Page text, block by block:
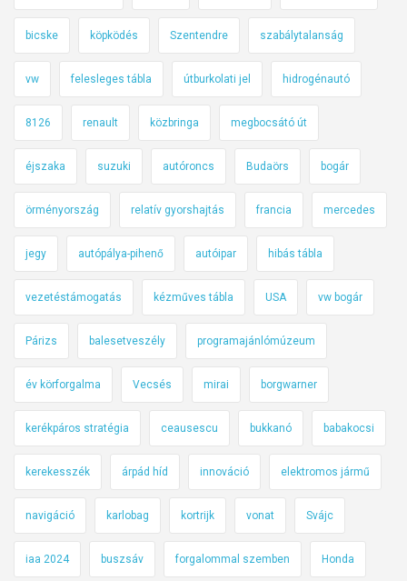
bicske köpködés Szentendre szabálytalanság
vw felesleges tábla útburkolati jel hidrogénautó
8126 renault közbringa megbocsátó út
éjszaka suzuki autóroncs Budaörs bogár
örményország relatív gyorshajtás francia mercedes
jegy autópálya-pihenő autóipar hibás tábla
vezetéstámogatás kézműves tábla USA vw bogár
Párizs balesetveszély programajánlómúzeum
év körforgalma Vecsés mirai borgwarner
kerékpáros stratégia ceausescu bukkanó babakocsi
kerekesszék árpád híd innováció elektromos jármű
navigáció karlobag kortrijk vonat Svájc
iaa 2024 buszsáv forgalommal szemben Honda